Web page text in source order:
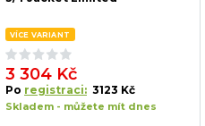
VÍCE VARIANT
3 304 Kč
Po registraci: 3123 Kč
Skladem - můžete mít dnes